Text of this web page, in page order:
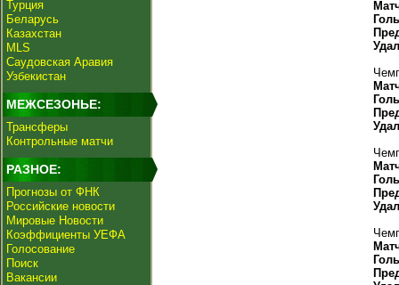
Турция
Беларусь
Казахстан
MLS
Саудовская Аравия
Узбекистан
МЕЖСЕЗОНЬЕ:
Трансферы
Контрольные матчи
РАЗНОЕ:
Прогнозы от ФНК
Российские новости
Мировые Новости
Коэффициенты УЕФА
Голосование
Поиск
Вакансии